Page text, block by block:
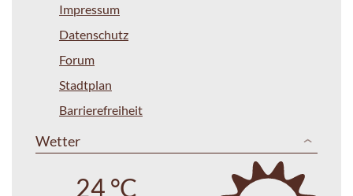
Impressum
Datenschutz
Forum
Stadtplan
Barrierefreiheit
Wetter
24 °C